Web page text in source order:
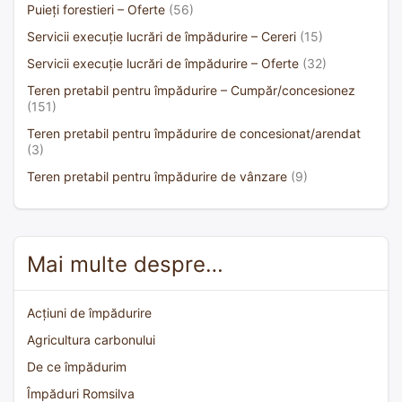
Puieți forestieri – Oferte (56)
Servicii execuție lucrări de împădurire – Cereri (15)
Servicii execuție lucrări de împădurire – Oferte (32)
Teren pretabil pentru împădurire – Cumpăr/concesionez
(151)
Teren pretabil pentru împădurire de concesionat/arendat
(3)
Teren pretabil pentru împădurire de vânzare (9)
Mai multe despre…
Acțiuni de împădurire
Agricultura carbonului
De ce împădurim
Împăduri Romsilva